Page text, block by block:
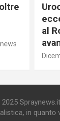
al
in